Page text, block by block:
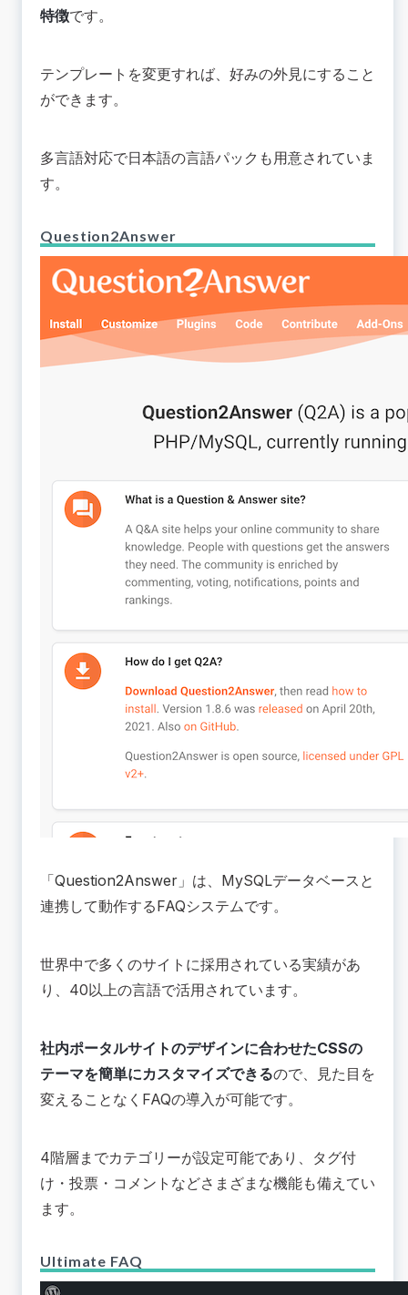
特徴です。
テンプレートを変更すれば、好みの外見にすること
ができます。
多言語対応で日本語の言語パックも用意されていま
す。
Question2Answer
「Question2Answer 」は、MySQLデータベースと
連携して動作するFAQシステムです。
世界中で多くのサイトに採用されている実績があ
り、40以上の言語で活用されています。
社内ポータルサイトのデザインに合わせたCSSの
テーマを簡単にカスタマイズできるので、見た目を
変えることなくFAQの導入が可能です。
4階層までカテゴリーが設定可能であり、タグ付
け・投票・コメントなどさまざまな機能も備えてい
ます。
Ultimate FAQ